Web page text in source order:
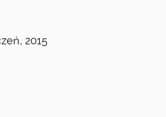
2015